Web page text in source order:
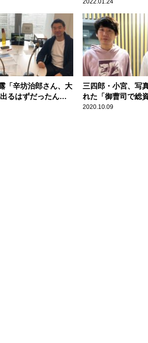
驚き
2022.01.24
「辛坊治郎さん、大
るはずだったんで
三四郎・小宮、写
れた「御曹司で総
「そこまでではない
2020.10.09